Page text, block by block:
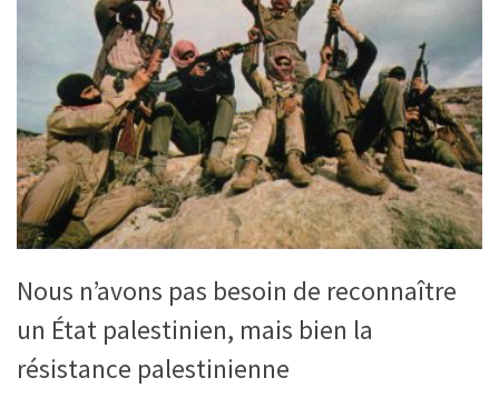
Nous n’avons pas besoin de reconnaître
un État palestinien, mais bien la
résistance palestinienne